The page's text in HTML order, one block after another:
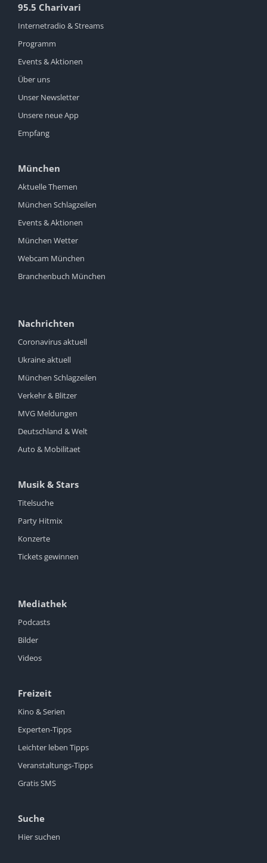
95.5 Charivari
Internetradio & Streams
Programm
Events & Aktionen
Über uns
Unser Newsletter
Unsere neue App
Empfang
München
Aktuelle Themen
München Schlagzeilen
Events & Aktionen
München Wetter
Webcam München
Branchenbuch München
Nachrichten
Coronavirus aktuell
Ukraine aktuell
München Schlagzeilen
Verkehr & Blitzer
MVG Meldungen
Deutschland & Welt
Auto & Mobilitaet
Musik & Stars
Titelsuche
Party Hitmix
Konzerte
Tickets gewinnen
Mediathek
Podcasts
Bilder
Videos
Freizeit
Kino & Serien
Experten-Tipps
Leichter leben Tipps
Veranstaltungs-Tipps
Gratis SMS
Suche
Hier suchen